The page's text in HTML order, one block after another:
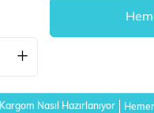
Kargom Nasıl Hazırlanıyor